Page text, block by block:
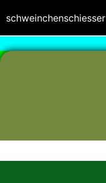
schweinchenschiesser